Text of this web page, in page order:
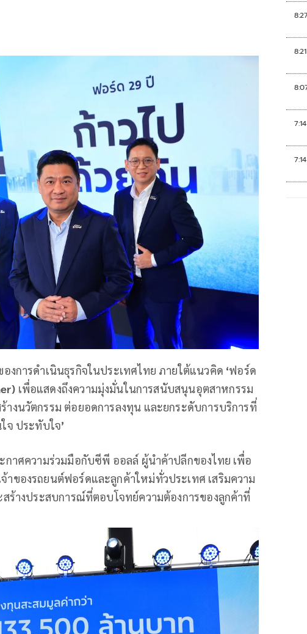
งการดำเนินธุรกิจในประเทศไทย ภายใต้แนวคิด ‘ฟอร์ด
เพื่อแสดงถึงความมุ่งมั่นในการสนับสนุนอุตสาหกรรม
งนวัตกรรม ต่อยอดการลงทุน และยกระดับการบริการที่
จ ประทับใจ’
าศความร่วมมือกับซีพี ออลล์ ผู้นำค้าปลีกของไทย เพื่อ
ของรถยนต์ฟอร์ดและลูกค้าใหม่ทั่วประเทศ เสริมความ
สร้างประสบการณ์ที่ตอบโจทย์ความต้องการของลูกค้าที่